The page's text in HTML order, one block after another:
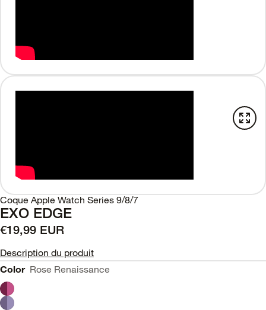
Coque Apple Watch Series 9/8/7
EXO EDGE
€19,99 EUR
Description du produit
Color Rose Renaissance